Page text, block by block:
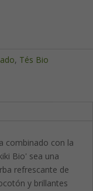
, Tés Bio
combinado con la
Bio' sea una
refrescante de
y brillantes